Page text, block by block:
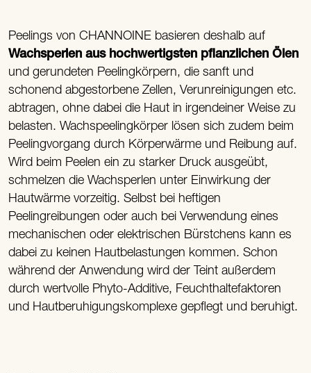
Peelings von CHANNOINE basieren deshalb auf
Wachsperlen aus hochwertigsten pflanzlichen Ölen
und gerundeten Peelingkörpern, die sanft und
schonend abgestorbene Zellen, Verunreinigungen etc.
abtragen, ohne dabei die Haut in irgendeiner Weise zu
belasten. Wachspeelingkörper lösen sich zudem beim
Peelingvorgang durch Körperwärme und Reibung auf.
Wird beim Peelen ein zu starker Druck ausgeübt,
schmelzen die Wachsperlen unter Einwirkung der
Hautwärme vorzeitig. Selbst bei heftigen
Peelingreibungen oder auch bei Verwendung eines
mechanischen oder elektrischen Bürstchens kann es
dabei zu keinen Hautbelastungen kommen. Schon
während der Anwendung wird der Teint außerdem
durch wertvolle Phyto-Additive, Feuchthaltefaktoren
und Hautberuhigungskomplexe gepflegt und beruhigt.